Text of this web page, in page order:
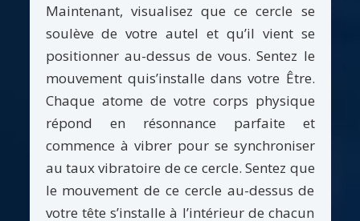
Maintenant, visualisez que ce cercle se
soulève de votre autel et qu’il vient se
positionner au-dessus de vous. Sentez le
mouvement quis’installe dans votre Être.
Chaque atome de votre corps physique
répond en résonnance parfaite et
commence à vibrer pour se synchroniser
au taux vibratoire de ce cercle. Sentez que
le mouvement de ce cercle au-dessus de
votre tête s’installe à l’intérieur de chacun